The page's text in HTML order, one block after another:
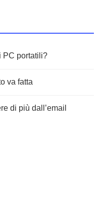
PC portatili?
va fatta
di più dall’email